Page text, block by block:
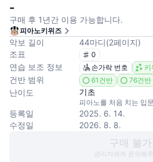
-
구매 후 1년간 이용 가능합니다.
피아노키위즈
악보 길이 44마디(2페이지)
조표
0
연습 보조 정보 손가락 번호 키
건반 범위 61건반 76건반
난이도 기초
피아노를 처음 치는 입
등록일
2025. 6. 14.
수정일
2026. 8. 8.
구매 불가
관리자에게 문의해